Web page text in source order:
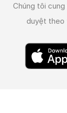
Chúng tôi
duyệt theo